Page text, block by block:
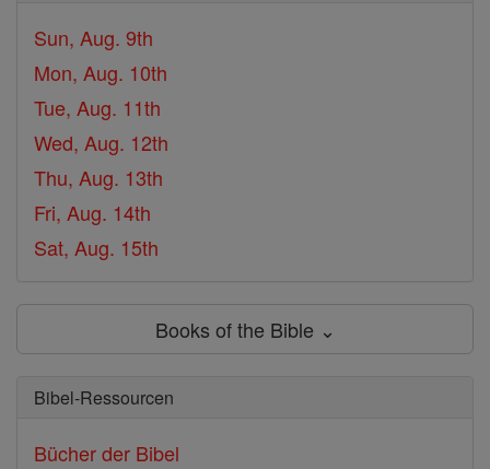
Sun, Aug. 9th
Mon, Aug. 10th
Tue, Aug. 11th
Wed, Aug. 12th
Thu, Aug. 13th
Fri, Aug. 14th
Sat, Aug. 15th
Books of the Bible ⌄
Bibel-Ressourcen
Bücher der Bibel